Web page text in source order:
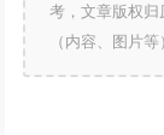
考，文章版权
（内容、图片